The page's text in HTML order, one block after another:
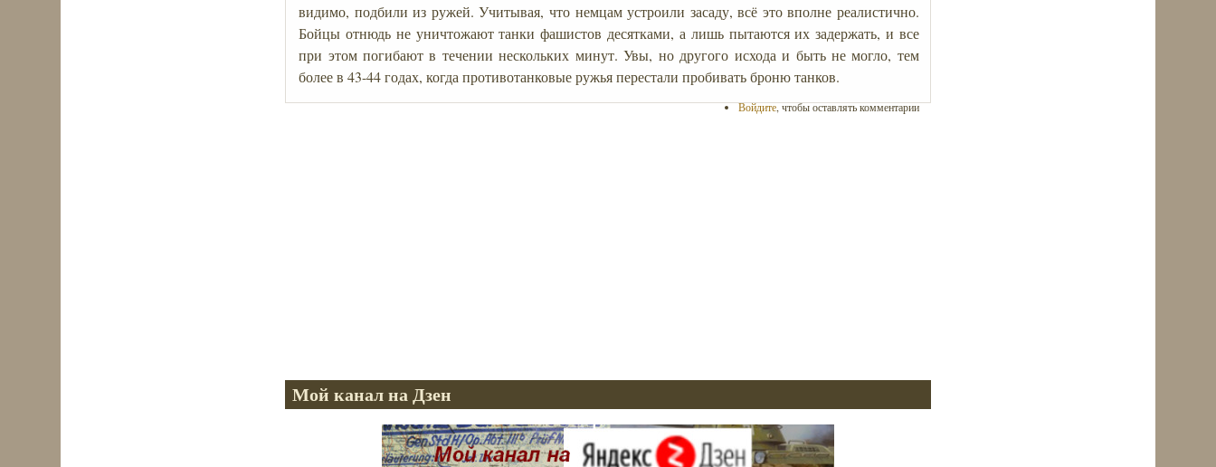
видимо, подбили из ружей. Учитывая, что немцам устроили засаду, всё это вполне реалистично.
Бойцы отнюдь не уничтожают танки фашистов десятками, а лишь пытаются их задержать, и все
при этом погибают в течении нескольких минут. Увы, но другого исхода и быть не могло, тем
более в 43-44 годах, когда противотанковые ружья перестали пробивать броню танков.
Войдите, чтобы оставлять комментарии
Мой канал на Дзен